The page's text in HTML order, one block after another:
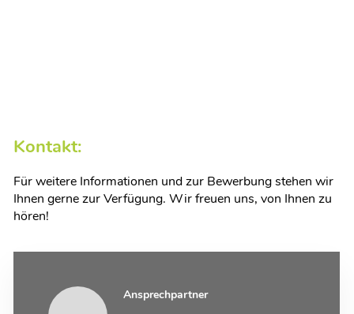
Ansprechpartner
Kontakt:
Für weitere Informationen und zur Bewerbung stehen wir
Ihnen gerne zur Verfügung. Wir freuen uns, von Ihnen zu
hören!